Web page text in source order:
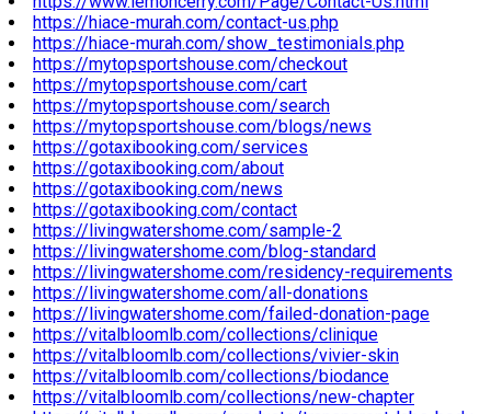
https://hiace-murah.com/contact-us.php
https://hiace-murah.com/show_testimonials.php
https://mytopsportshouse.com/checkout
https://mytopsportshouse.com/cart
https://mytopsportshouse.com/search
https://mytopsportshouse.com/blogs/news
https://gotaxibooking.com/services
https://gotaxibooking.com/about
https://gotaxibooking.com/news
https://gotaxibooking.com/contact
https://livingwatershome.com/sample-2
https://livingwatershome.com/blog-standard
https://livingwatershome.com/residency-requirements
https://livingwatershome.com/all-donations
https://livingwatershome.com/failed-donation-page
https://vitalbloomlb.com/collections/clinique
https://vitalbloomlb.com/collections/vivier-skin
https://vitalbloomlb.com/collections/biodance
https://vitalbloomlb.com/collections/new-chapter